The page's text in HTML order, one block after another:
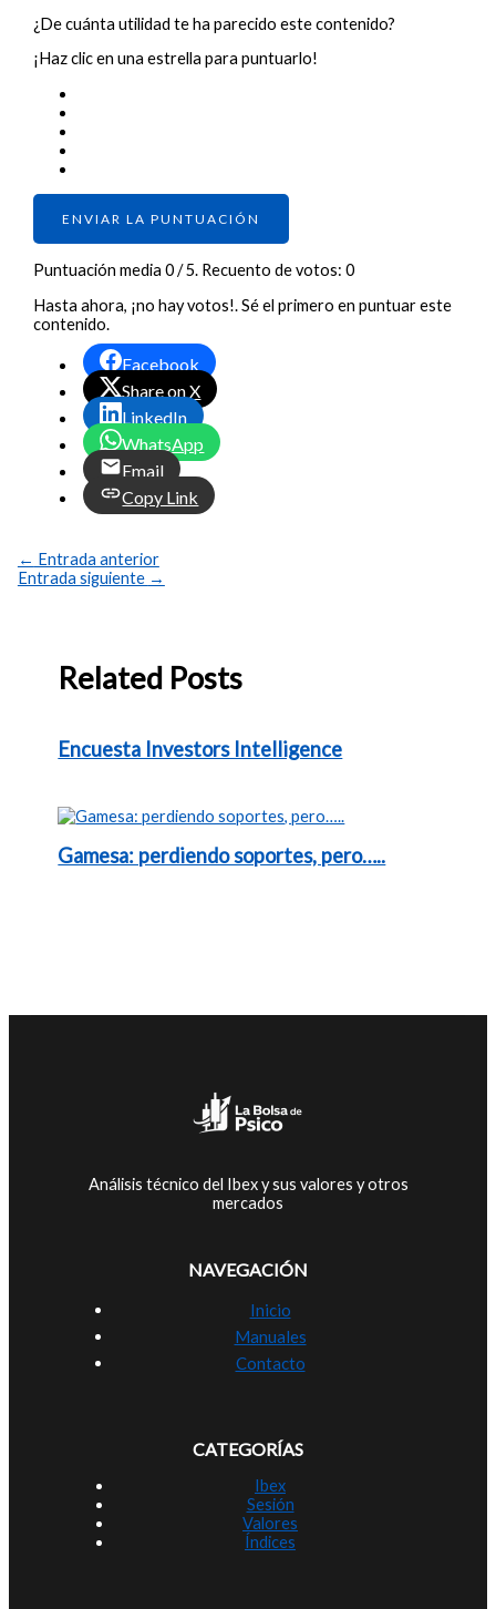
¿De cuánta utilidad te ha parecido este contenido?
¡Haz clic en una estrella para puntuarlo!
ENVIAR LA PUNTUACIÓN
Puntuación media0/ 5. Recuento de votos:0
Hasta ahora, ¡no hay votos!. Sé el primero en puntuar este
contenido.
Facebook
Share on X
LinkedIn
WhatsApp
Email
Copy Link
← Entrada anterior
Entrada siguiente →
Related Posts
Encuesta Investors Intelligence
Gamesa: perdiendo soportes, pero…..
Análisis técnico del Ibex y sus valores y otros
mercados
NAVEGACIÓN
Inicio
Manuales
Contacto
CATEGORÍAS
Ibex
Sesión
Valores
Índices